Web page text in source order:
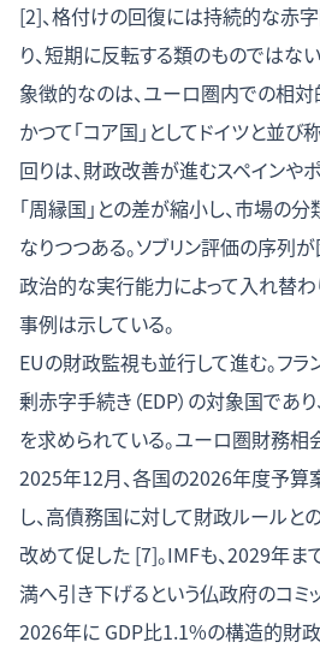
[2]、格付けの回復には持続的な赤
り、短期に反転する類のものではない
象徴的なのは、ユーロ圏内での相対
かつて「コア国」としてドイツと並
回りは、財政改善が進むスペインや
「周縁国」との差が縮小し、市場の
なりつつある。ソブリン評価の序列
政治的な実行能力によって入れ替わ
事例は示している。
EUの財政監視も並行して進む。フ
剰赤字手続き（EDP）の対象国であ
を求められている。ユーロ圏財務相
2025年12月、各国の2026年度予算
し、高債務国に対して財政ルールと
改めて促した [7]。IMFも、2029年
満へ引き下げるという仏政府のコミ
2026年に GDP比1.1%の構造的財